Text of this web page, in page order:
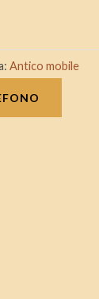
Antico mobile